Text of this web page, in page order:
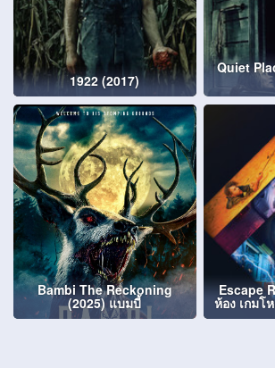
1922 (2017)
Quiet
Bambi The Reckoning
(2025) แบมบี้
Escape
ห้อง เกมโ